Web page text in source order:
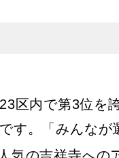
区内で第3位を
す。「みんなが
気の吉祥寺への